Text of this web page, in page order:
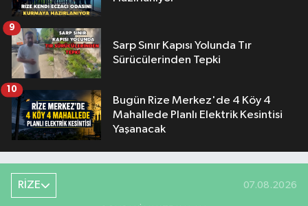
Sarp Sınır Kapısı Yolunda Tır
Sürücülerinden Tepki
9
Bugün Rize Merkez'de 4 Köy 4
Mahallede Planlı Elektrik Kesintisi
Yaşanacak
10
RİZE 07.08.2026